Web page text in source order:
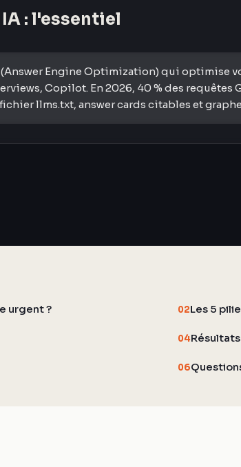
: l'essentiel
(Answer Engine Optimization) qui optimise
Copilot. En 2026, 40 % des requêtes
llms.txt, answer cards citables et
urgent ? 02Les 5
04
06